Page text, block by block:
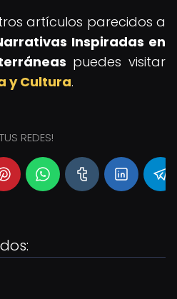
artículos parecidos a
Inspiradas en
puedes visitar
y Cultura.
REDES!